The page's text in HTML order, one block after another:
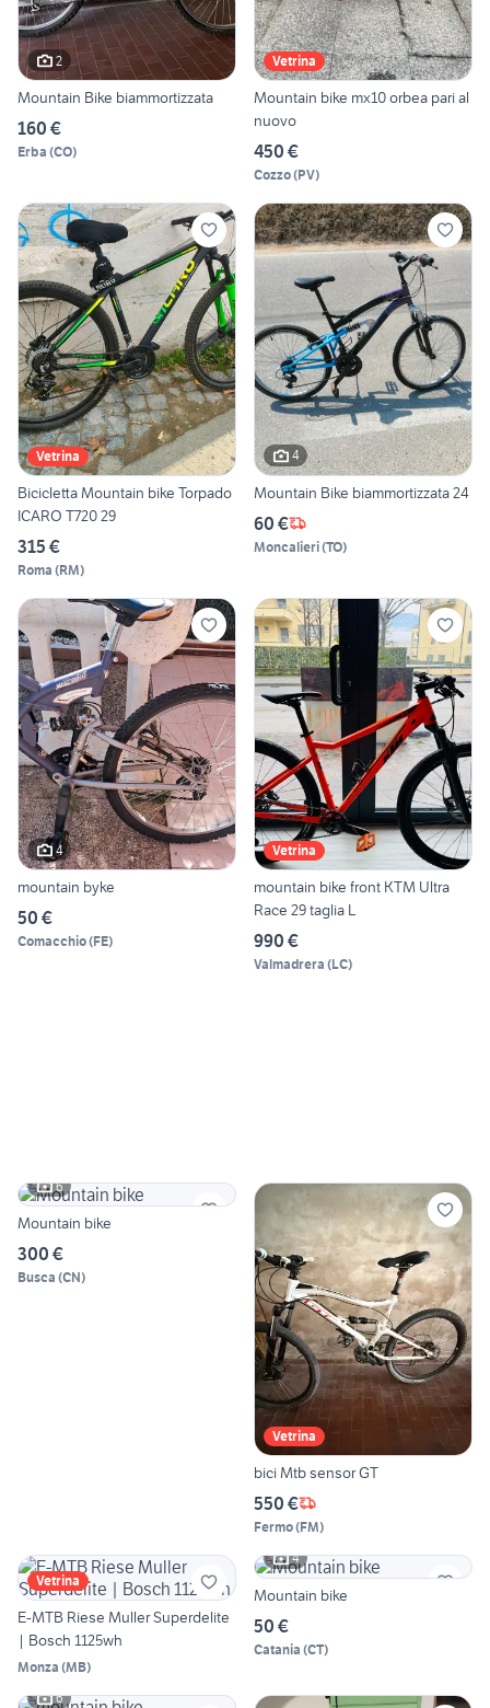
2
Mountain Bike biammortizzata
160 €
Erba (CO)
Vetrina
Mountain bike mx10 orbea pari al
nuovo
450 €
Cozzo(PV)
Vetrina
Bicicletta Mountain bike Torpado
ICARO T720 29
315 €
Roma (RM)
4
Mountain Bike biammortizzata 24
60 €
Moncalieri(TO)
4
mountain byke
50 €
Comacchio(FE)
Vetrina
mountain bike front KTM Ultra
Race 29 taglia L
990 €
Valmadrera (LC)
6
Mountain bike
300 €
Busca (CN)
Vetrina
bici Mtb sensor GT
550 €
Fermo(FM)
Vetrina
E-MTB Riese Muller Superdelite
| Bosch 1125wh
Monza (MB)
4
Mountain bike
50 €
Catania (CT)
6